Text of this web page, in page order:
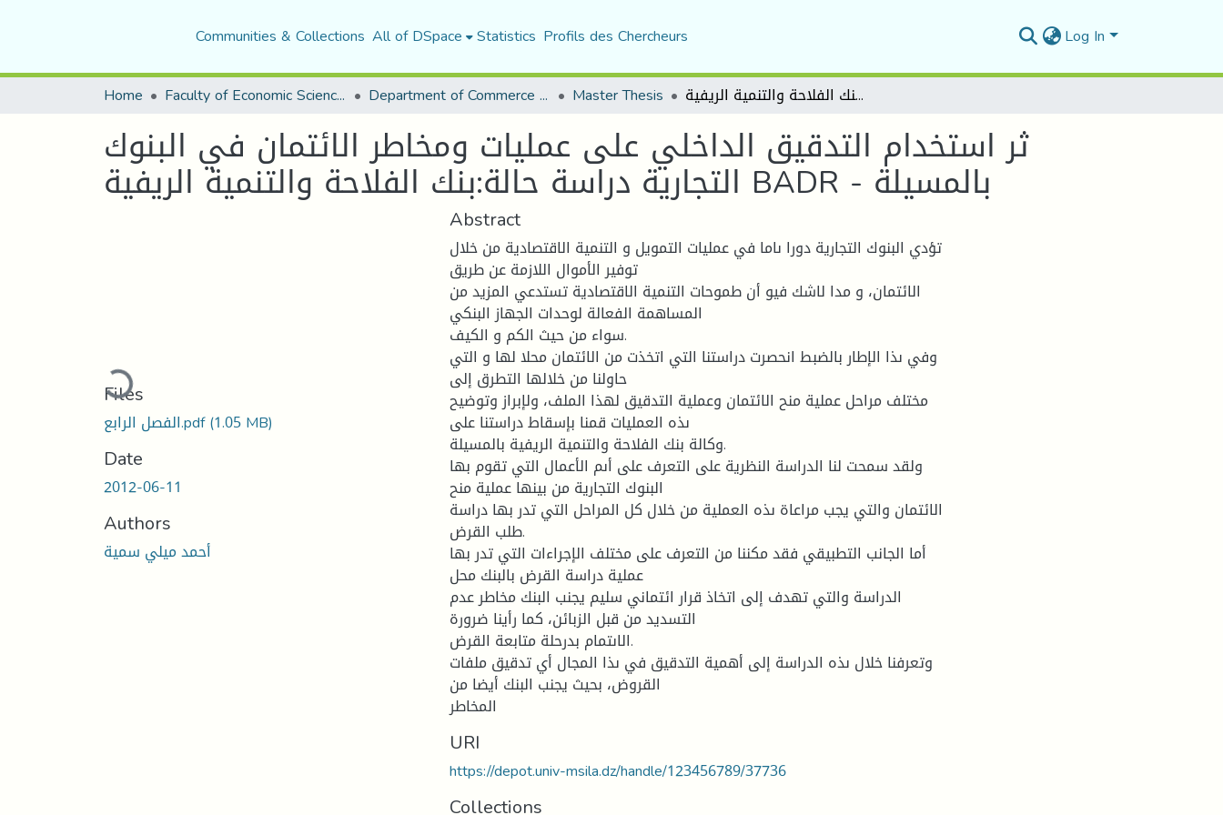
Communities & Collections All of DSpace Statistics Profils des Chercheurs Log In
Home Faculty of Economic Sciences, Commerce and Management Sciences Department of Commerce Science Master Thesis ثر استخدام التدقيق الداخلي على عمليات ومخاطر الائتمان في البنوك التجارية دراسة حالة:بنك الفلاحة والتنمية الريفية BADR - بالمسيلة
ثر استخدام التدقيق الداخلي على عمليات ومخاطر الائتمان في البنوك
التجارية دراسة حالة:بنك الفلاحة والتنمية الريفية BADR - بالمسيلة
Loading...
Files
الفصل الرابع.pdf(1.05 MB)
Date
2012-06-11
Authors
أحمد ميلي سمية
Abstract
تؤدي البنوك التجارية دورا ىاما في عمليات التمويل و التنمية الاقتصادية من خلال
توفير الأموال اللازمة عن طريق
الائتمان، و مدا لاشك فيو أن طموحات التنمية الاقتصادية تستدعي المزيد من
المساهمة الفعالة لوحدات الجهاز البنكي
سواء من حيث الكم و الكيف.
وفي ىذا الإطار بالضبط انحصرت دراستنا التي اتخذت من الائتمان محلا لها و التي
حاولنا من خلالها التطرق إلى
مختلف مراحل عملية منح الائتمان وعملية التدقيق لهذا الملف، ولإبراز وتوضيح
ىذه العمليات قمنا بإسقاط دراستنا على
وكالة بنك الفلاحة والتنمية الريفية بالمسيلة.
ولقد سمحت لنا الدراسة النظرية على التعرف على أىم الأعمال التي تقوم بها
البنوك التجارية من بينها عملية منح
الائتمان والتي يجب مراعاة ىذه العملية من خلال كل المراحل التي تدر بها دراسة
طلب القرض.
أما الجانب التطبيقي فقد مكننا من التعرف على مختلف الإجراءات التي تدر بها
عملية دراسة القرض بالبنك محل
الدراسة والتي تهدف إلى اتخاذ قرار ائتماني سليم يجنب البنك مخاطر عدم
التسديد من قبل الزبائن، كما رأينا ضرورة
الاىتمام بدرحلة متابعة القرض.
وتعرفنا خلال ىذه الدراسة إلى أهمية التدقيق في ىذا المجال أي تدقيق ملفات
القروض، بحيث يجنب البنك أيضا من
المخاطر
URI
https://depot.univ-msila.dz/handle/123456789/37736
Collections